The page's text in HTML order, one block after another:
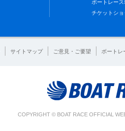
ボートレース
チケットショ
サイトマップ ご意見・ご要望 ボートレ
COPYRIGHT © BOAT RACE OFFICIAL